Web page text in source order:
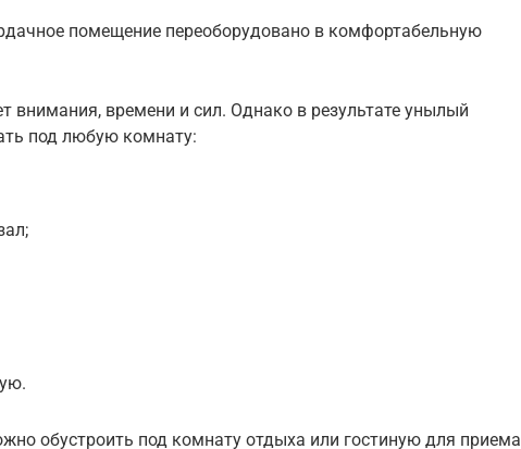
помещение переоборудовано в комфортабельную
внимания, времени и сил. Однако в результате унылый
под любую комнату:
обустроить под комнату отдыха или гостиную для приема